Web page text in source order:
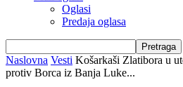
Oglasi
Predaja oglasa
Naslovna Vesti Košarkaši Zlatibora u
protiv Borca iz Banja Luke...